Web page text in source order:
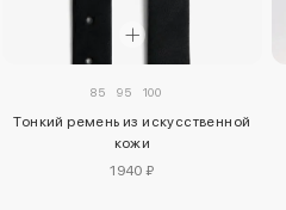
85 95 100
Тонкий ремень из искусственной
кожи
1940 ₽